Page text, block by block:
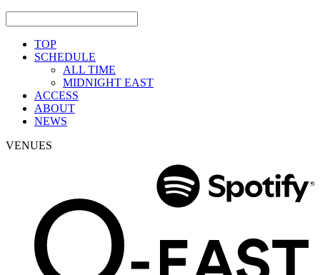
TOP
SCHEDULE
ALL TIME
MIDNIGHT EAST
ACCESS
ABOUT
NEWS
VENUES